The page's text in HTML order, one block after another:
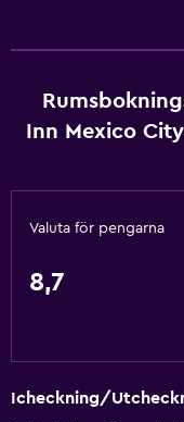
Inn Mexico
Valuta för pengarna
8,7
Icheckning/